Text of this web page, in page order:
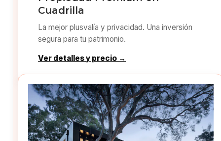
Cuadrilla
La mejor plusvalía y privacidad. Una inversión
segura para tu patrimonio.
Ver detalles y precio →